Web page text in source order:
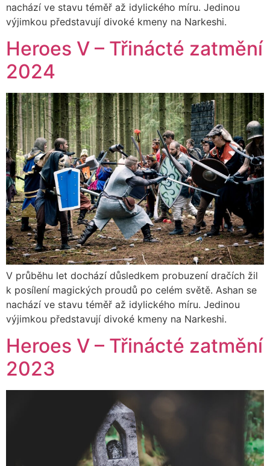
nachází ve stavu téměř až idylického míru. Jedinou
výjimkou představují divoké kmeny na Narkeshi.
Heroes V – Třinácté zatmění
2024
V průběhu let dochází důsledkem probuzení dračích žil
k posílení magických proudů po celém světě. Ashan se
nachází ve stavu téměř až idylického míru. Jedinou
výjimkou představují divoké kmeny na Narkeshi.
Heroes V – Třinácté zatmění
2023